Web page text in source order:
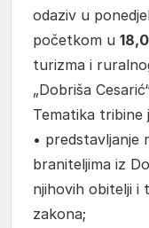
odaziv u
početkom u
turizma i
„Dobriša
Tematika tribine
• predstavljanje
braniteljima iz
njihovih obitelji i
zakona;